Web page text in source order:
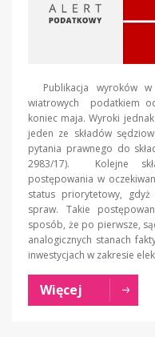
Publikacja wyroków w
wiatrowych podatkiem
koniec maja. Wyroki
jeden ze składów
pytania prawnego do
2983/17). Kolejne
postępowania w
status priorytetowy,
spraw. Takie
sposób, że po pierwsze,
analogicznych stanach
inwestycjach w zakresie
Więcej